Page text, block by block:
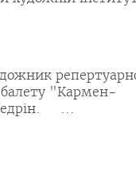
балету "Кармен-
...